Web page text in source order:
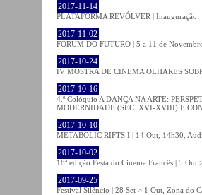
2017-11-14
PLATAFORMA REVÓLVER |
2017-11-02
FÓRUM DO FUTURO | 5 a 11 de
2017-10-24
IV MOSTRA DE CINEMA OLHARES
2017-10-16
4.º Colóquio A DANÇA NA ARTE:
MODERNIDADE (SÉC. XVI-XVIII) E
2017-10-10
METABOLIC RIFTS I | 14 Out, 14h30,
2017-10-02
18ª edição Festa do Cinema Francês | 5
2017-09-25
Festival Silêncio | 28 Set > 1 Out, Zona do